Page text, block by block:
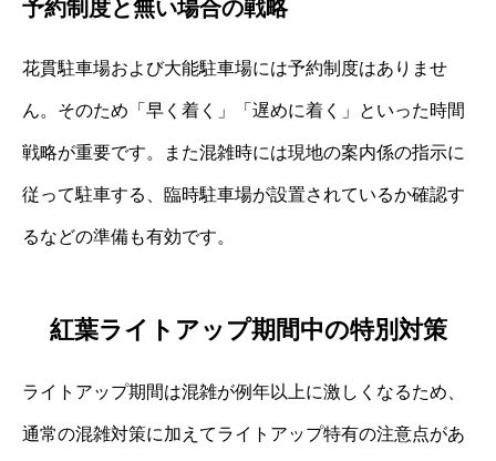
予約制度と無い場合の戦略
花貫駐車場および大能駐車場には予約制度はありませ
ん。そのため「早く着く」「遅めに着く」といった時間
戦略が重要です。また混雑時には現地の案内係の指示に
従って駐車する、臨時駐車場が設置されているか確認す
るなどの準備も有効です。
紅葉ライトアップ期間中の特別対策
ライトアップ期間は混雑が例年以上に激しくなるため、
通常の混雑対策に加えてライトアップ特有の注意点があ